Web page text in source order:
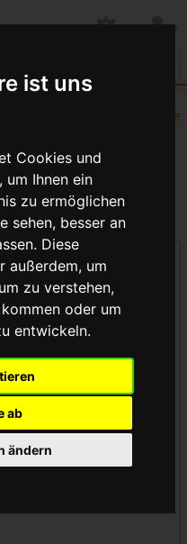
ist uns
Cookies und
um Ihnen ein
zu ermöglichen
sehen, besser an
Diese
außerdem, um
zu verstehen,
oder um
entwickeln.
ab
ändern
Hilfe